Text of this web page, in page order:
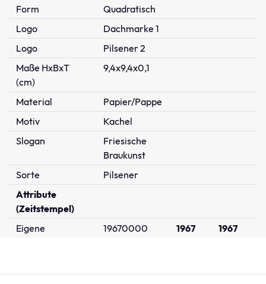
Form
Quadratisch
Logo
Dachmarke 1
Logo
Pilsener 2
Maße HxBxT
(cm)
9,4x9,4x0,1
Material
Papier/Pappe
Motiv
Kachel
Slogan
Friesische
Braukunst
Sorte
Pilsener
Attribute
(Zeitstempel)
Eigene
19670000 1967 1967